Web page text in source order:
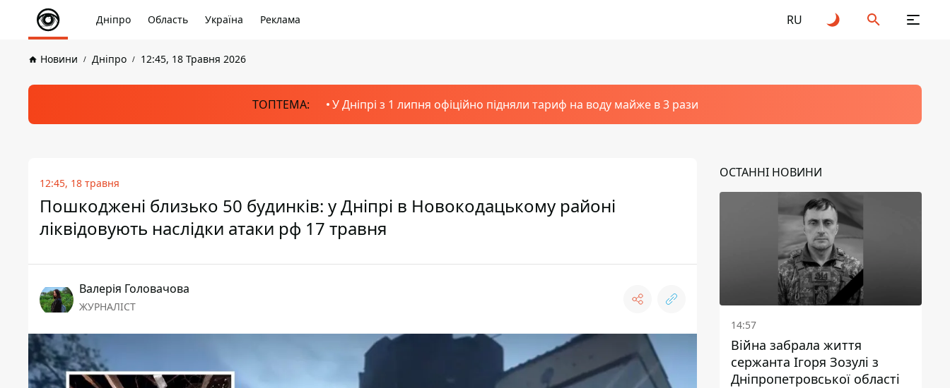
Дніпро Область Україна Реклама RU
Новини Дніпро 12:45, 18 Травня 2026
ТОПТЕМА: У Дніпрі з 1 липня офіційно підняли тариф на воду майже в 3 рази
12:45, 18 травня
Пошкоджені близько 50 будинків: у Дніпрі в Новокодацькому районі
ліквідовують наслідки атаки рф 17 травня
Валерія Головачова
ЖУРНАЛІСТ
ОСТАННІ НОВИНИ
14:57
Війна забрала життя
сержанта Ігоря Зозулі з
Дніпропетровської області